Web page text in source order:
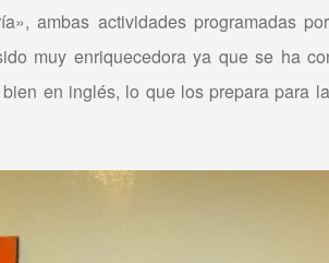
ambas actividades programadas
muy enriquecedora ya que se ha
en inglés, lo que los prepara para